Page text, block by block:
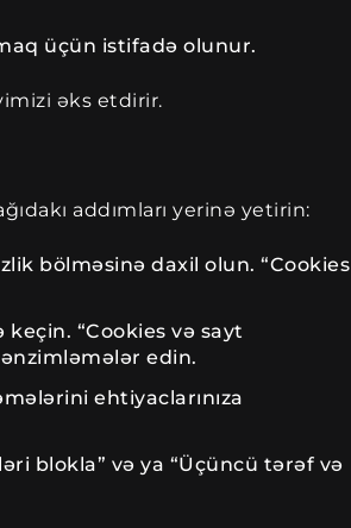
üçün istifadə olunur.
əks etdirir.
addımları yerinə yetirin:
bölməsinə daxil olun. “Cookies
“Cookies və sayt
edin.
ehtiyaclarınıza
blokla” və ya “Üçüncü tərəf və